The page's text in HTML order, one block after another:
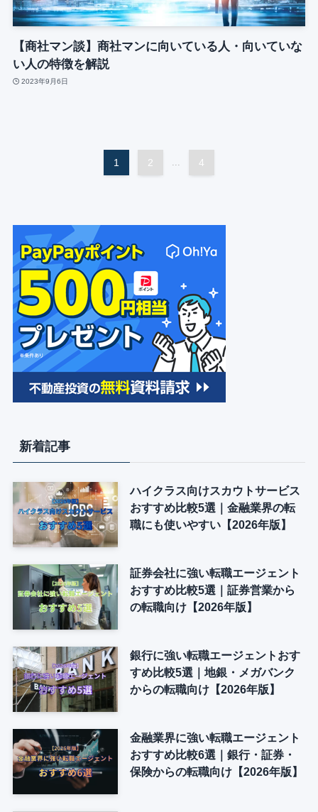
【商社マン談】商社マンに向いている人・向いていな
い人の特徴を解説
2023年9月6日
1 2 4
新着記事
ハイクラス向けスカウトサービス
おすすめ比較5選｜金融業界の転
職にも使いやすい【2026年版】
証券会社に強い転職エージェント
おすすめ比較5選｜証券営業から
の転職向け【2026年版】
銀行に強い転職エージェントおす
すめ比較5選｜地銀・メガバンク
からの転職向け【2026年版】
金融業界に強い転職エージェント
おすすめ比較6選｜銀行・証券・
保険からの転職向け【2026年版】